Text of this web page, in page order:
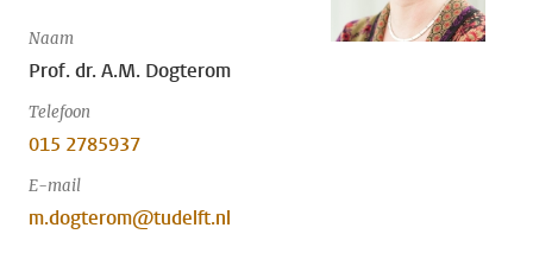
Naam
Prof. dr. A.M. Dogterom
Telefoon
015 2785937
E-mail
m.dogterom@tudelft.nl